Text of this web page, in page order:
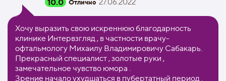
10.0 Отлично 27.06.2022
Хочу выразить свою искреннюю благодарность
клинике Интервзгляд , в частности врачу-
офтальмологу Михаилу Владимировичу Сабакарь.
Прекрасный специалист , золотые руки ,
замечательное чувство юмора .
Зрение начало ухудшаться в пубертатный период .